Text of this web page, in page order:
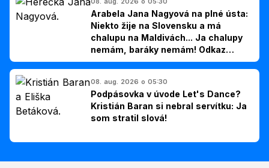
Arabela Jana Nagyová na plné ústa:
Niekto žije na Slovensku a má
chalupu na Maldivách... Ja chalupy
nemám, baráky nemám! Odkaz
Slovákom
08. aug. 2026 o 05:30
Podpásovka v úvode Let's Dance?
Kristián Baran si nebral servítku: Ja
som stratil slová!